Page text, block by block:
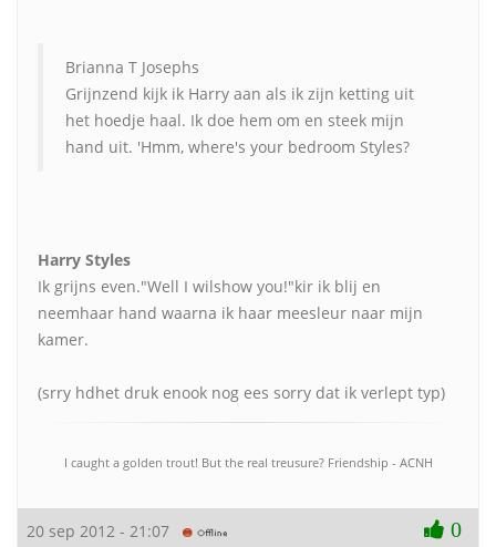
Brianna T Josephs
Grijnzend kijk ik Harry aan als ik zijn ketting uit
het hoedje haal. Ik doe hem om en steek mijn
hand uit. 'Hmm, where's your bedroom Styles?
Harry Styles
Ik grijns even."Well I wilshow you!"kir ik blij en
neemhaar hand waarna ik haar meesleur naar mijn
kamer.
(srry hdhet druk enook nog ees sorry dat ik verlept typ)
I caught a golden trout! But the real treusure? Friendship - ACNH
20 sep 2012 - 21:07 0